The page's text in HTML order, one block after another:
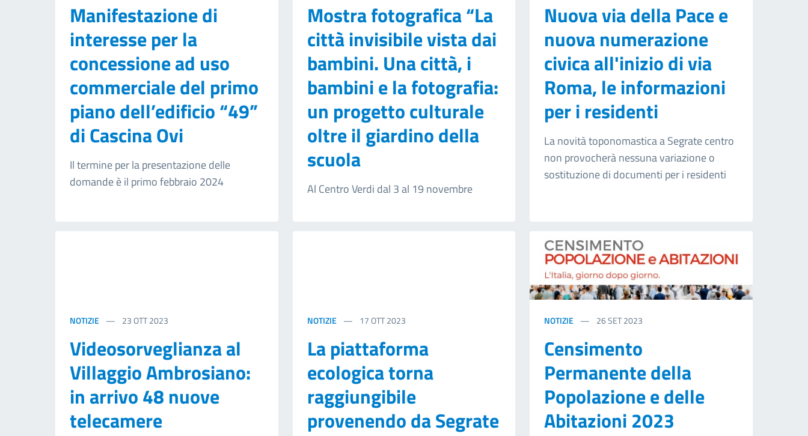
Manifestazione di
interesse per la
concessione ad uso
commerciale del primo
piano dell’edificio “49”
di Cascina Ovi
Il termine per la presentazione delle
domande è il primo febbraio 2024
Mostra fotografica “La
città invisibile vista dai
bambini. Una città, i
bambini e la fotografia:
un progetto culturale
oltre il giardino della
scuola
Al Centro Verdi dal 3 al 19 novembre
Nuova via della Pace e
nuova numerazione
civica all'inizio di via
Roma, le informazioni
per i residenti
La novità toponomastica a Segrate centro
non provocherà nessuna variazione o
sostituzione di documenti per i residenti
NOTIZIE 23OTT 2023
Videosorveglianza al
Villaggio Ambrosiano:
in arrivo 48 nuove
telecamere
NOTIZIE 17OTT 2023
La piattaforma
ecologica torna
raggiungibile
provenendo da Segrate
NOTIZIE 26SET 2023
Censimento
Permanente della
Popolazione e delle
Abitazioni 2023